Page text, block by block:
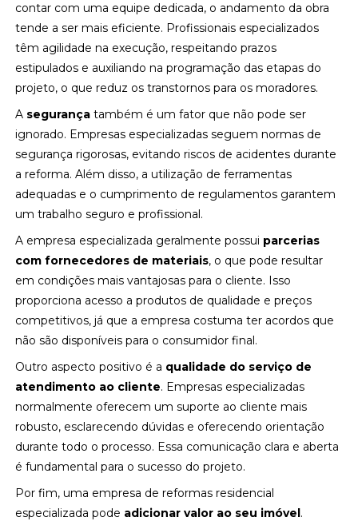
contar com uma equipe dedicada, o andamento da obra
tende a ser mais eficiente. Profissionais especializados
têm agilidade na execução, respeitando prazos
estipulados e auxiliando na programação das etapas do
projeto, o que reduz os transtornos para os moradores.
A segurança também é um fator que não pode ser
ignorado. Empresas especializadas seguem normas de
segurança rigorosas, evitando riscos de acidentes durante
a reforma. Além disso, a utilização de ferramentas
adequadas e o cumprimento de regulamentos garantem
um trabalho seguro e profissional.
A empresa especializada geralmente possui parcerias
com fornecedores de materiais, o que pode resultar
em condições mais vantajosas para o cliente. Isso
proporciona acesso a produtos de qualidade e preços
competitivos, já que a empresa costuma ter acordos que
não são disponíveis para o consumidor final.
Outro aspecto positivo é a qualidade do serviço de
atendimento ao cliente. Empresas especializadas
normalmente oferecem um suporte ao cliente mais
robusto, esclarecendo dúvidas e oferecendo orientação
durante todo o processo. Essa comunicação clara e aberta
é fundamental para o sucesso do projeto.
Por fim, uma empresa de reformas residencial
especializada pode adicionar valor ao seu imóvel.